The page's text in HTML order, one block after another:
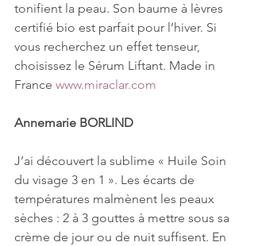
tonifient la peau. Son baume à lèvres
certifié bio est parfait pour l’hiver. Si
vous recherchez un effet tenseur,
choisissez le Sérum Liftant. Made in
France www.miraclar.com
Annemarie BORLIND
J’ai découvert la sublime « Huile Soin
du visage 3 en 1 ». Les écarts de
températures malmènent les peaux
sèches : 2 à 3 gouttes à mettre sous sa
crème de jour ou de nuit suffisent. En